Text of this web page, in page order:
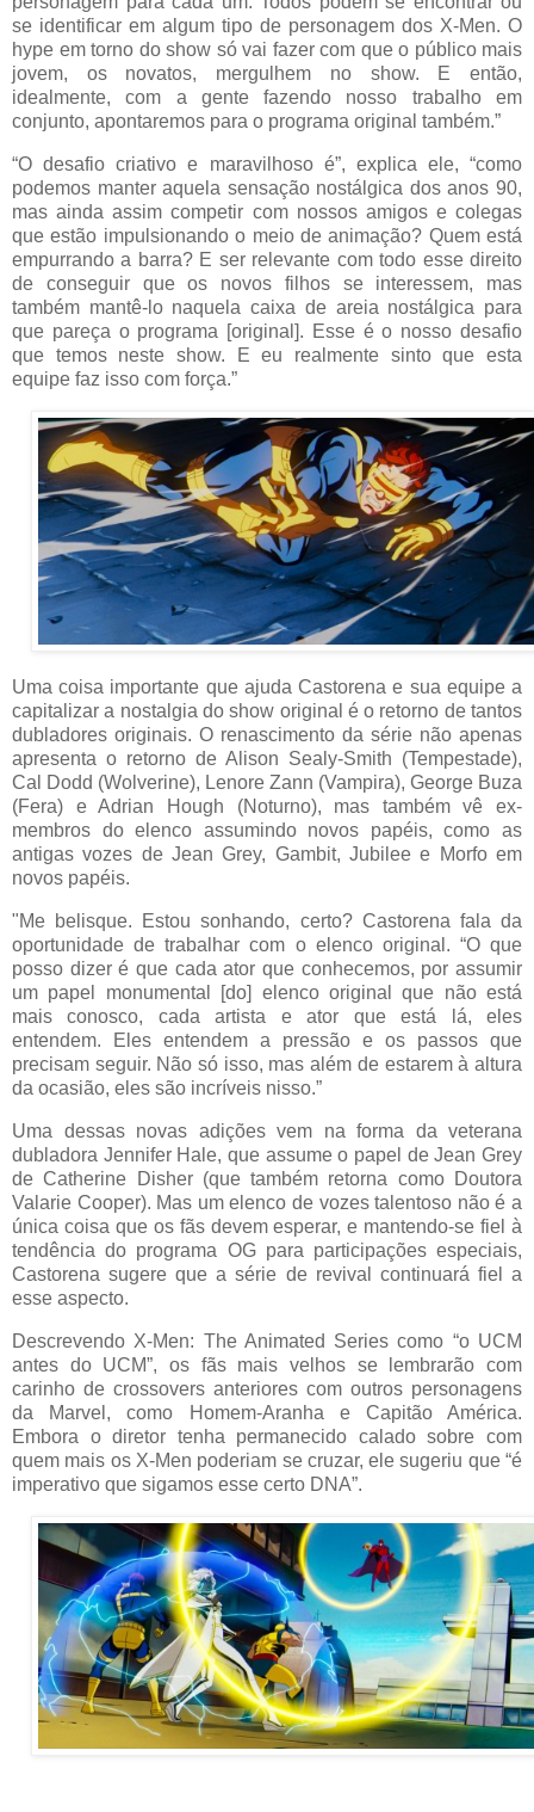
se identificar em algum tipo de personagem dos X-Men. O
hype em torno do show só vai fazer com que o público mais
jovem, os novatos, mergulhem no show. E então,
idealmente, com a gente fazendo nosso trabalho em
conjunto, apontaremos para o programa original também.”
“O desafio criativo e maravilhoso é”, explica ele, “como
podemos manter aquela sensação nostálgica dos anos 90,
mas ainda assim competir com nossos amigos e colegas
que estão impulsionando o meio de animação? Quem está
empurrando a barra? E ser relevante com todo esse direito
de conseguir que os novos filhos se interessem, mas
também mantê-lo naquela caixa de areia nostálgica para
que pareça o programa [original]. Esse é o nosso desafio
que temos neste show. E eu realmente sinto que esta
equipe faz isso com força.”
Uma coisa importante que ajuda Castorena e sua equipe a
capitalizar a nostalgia do show original é o retorno de tantos
dubladores originais. O renascimento da série não apenas
apresenta o retorno de Alison Sealy-Smith (Tempestade),
Cal Dodd (Wolverine), Lenore Zann (Vampira), George Buza
(Fera) e Adrian Hough (Noturno), mas também vê ex-
membros do elenco assumindo novos papéis, como as
antigas vozes de Jean Grey, Gambit, Jubilee e Morfo em
novos papéis.
"Me belisque. Estou sonhando, certo? Castorena fala da
oportunidade de trabalhar com o elenco original. “O que
posso dizer é que cada ator que conhecemos, por assumir
um papel monumental [do] elenco original que não está
mais conosco, cada artista e ator que está lá, eles
entendem. Eles entendem a pressão e os passos que
precisam seguir. Não só isso, mas além de estarem à altura
da ocasião, eles são incríveis nisso.”
Uma dessas novas adições vem na forma da veterana
dubladora Jennifer Hale, que assume o papel de Jean Grey
de Catherine Disher (que também retorna como Doutora
Valarie Cooper). Mas um elenco de vozes talentoso não é a
única coisa que os fãs devem esperar, e mantendo-se fiel à
tendência do programa OG para participações especiais,
Castorena sugere que a série de revival continuará fiel a
esse aspecto.
Descrevendo X-Men: The Animated Series como “o UCM
antes do UCM”, os fãs mais velhos se lembrarão com
carinho de crossovers anteriores com outros personagens
da Marvel, como Homem-Aranha e Capitão América.
Embora o diretor tenha permanecido calado sobre com
quem mais os X-Men poderiam se cruzar, ele sugeriu que “é
imperativo que sigamos esse certo DNA”.